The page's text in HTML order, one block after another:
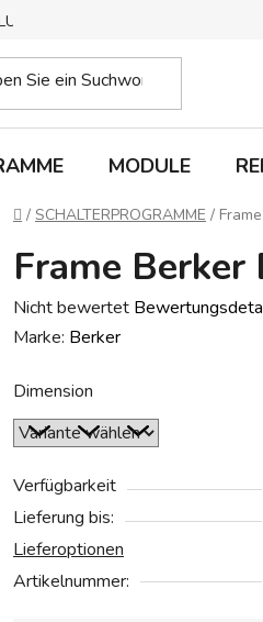
MODULE
Startseite
/ SCHALTERPROGRAMME /
Frame
Die
durchschnittliche
ist
0,0
von
5
Sternen.
Nicht bewertet
Marke: Berker
Dimension
Verfügbarkeit
Lieferung bis:
Lieferoptionen
Artikelnummer: